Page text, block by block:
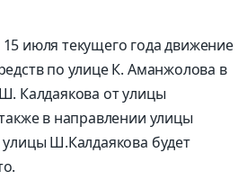
15 июля текущего года движение
по улице К. Аманжолова в
Калдаякова от улицы
в направлении улицы
Ш.Калдаякова будет